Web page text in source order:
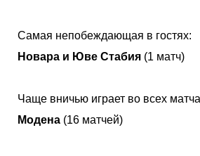
Самая непобеждающая в гостях:
Новара и Юве Стабия (1 матч)
Чаще вничью играет во всех
Модена (16 матчей)